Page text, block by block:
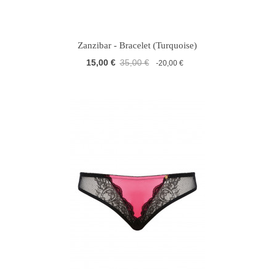
Zanzibar - Bracelet (Turquoise)
15,00 € 35,00 € -20,00 €